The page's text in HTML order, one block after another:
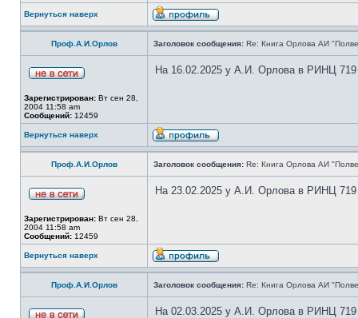
Вернуться наверх
Проф.А.И.Орлов Заголовок сообщения: Re: Книга Орлова АИ
Зарегистрирован: Вт сен 28,
2004 11:58 am
Сообщений: 12459
На 16.02.2025 у А.И. Орлова в РИНЦ 719
Вернуться наверх
Проф.А.И.Орлов Заголовок сообщения: Re: Книга Орлова АИ
Зарегистрирован: Вт сен 28,
2004 11:58 am
Сообщений: 12459
На 23.02.2025 у А.И. Орлова в РИНЦ 719
Вернуться наверх
Проф.А.И.Орлов Заголовок сообщения: Re: Книга Орлова АИ
На 02.03.2025 у А.И. Орлова в РИНЦ 719